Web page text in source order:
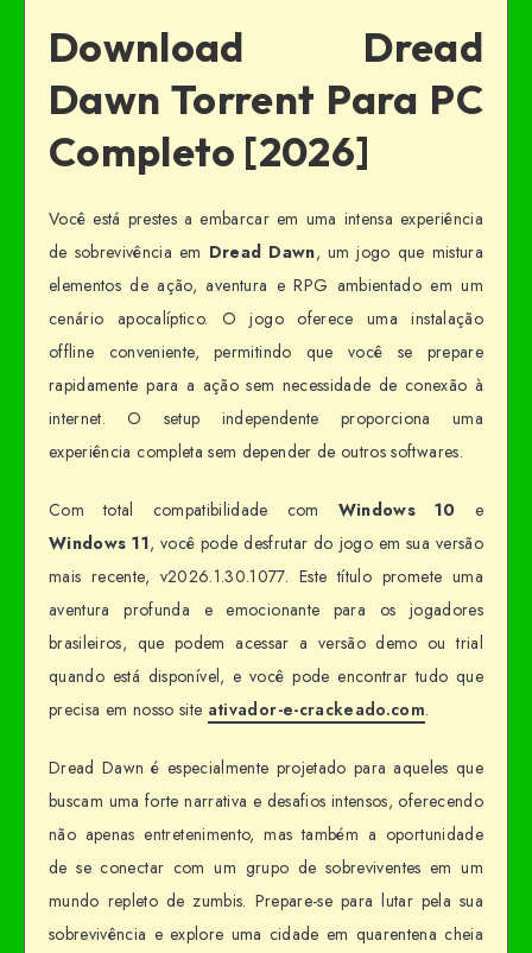
Download Dread
Dawn Torrent Para PC
Completo [2026]
Você está prestes a embarcar em uma intensa experiência
de sobrevivência em Dread Dawn, um jogo que mistura
elementos de ação, aventura e RPG ambientado em um
cenário apocalíptico. O jogo oferece uma instalação
offline conveniente, permitindo que você se prepare
rapidamente para a ação sem necessidade de conexão à
internet. O setup independente proporciona uma
experiência completa sem depender de outros softwares.
Com total compatibilidade com Windows 10 e
Windows 11, você pode desfrutar do jogo em sua versão
mais recente, v2026.1.30.1077. Este título promete uma
aventura profunda e emocionante para os jogadores
brasileiros, que podem acessar a versão demo ou trial
quando está disponível, e você pode encontrar tudo que
precisa em nosso site ativador-e-crackeado.com.
Dread Dawn é especialmente projetado para aqueles que
buscam uma forte narrativa e desafios intensos, oferecendo
não apenas entretenimento, mas também a oportunidade
de se conectar com um grupo de sobreviventes em um
mundo repleto de zumbis. Prepare-se para lutar pela sua
sobrevivência e explore uma cidade em quarentena cheia